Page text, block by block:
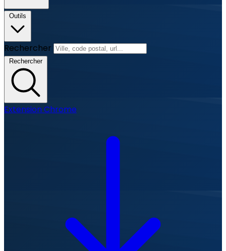
Outils
Rechercher
Rechercher
Extension Chrome